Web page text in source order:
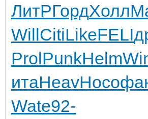
ЛитРГордХолл
WillCitiLikeFELI
ProlPunkHelm
итаHeavНосо
Wate92-